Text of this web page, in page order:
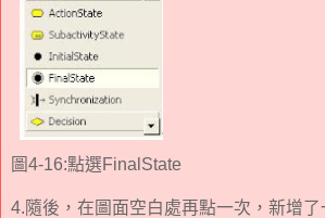
圖4-16:點選FinalState
4.隨後，在圖面空白處再點一次，新增了